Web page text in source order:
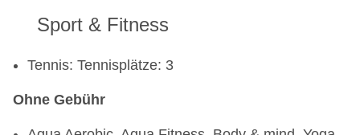
inklusive, Kaffee/Tee am Nachmittag: gegen
Galadinner: Anfrage & Reservierung notwendig,
Silvesterspecial
Sport & Fitness
Tennis: Tennisplätze: 3
Ohne Gebühr